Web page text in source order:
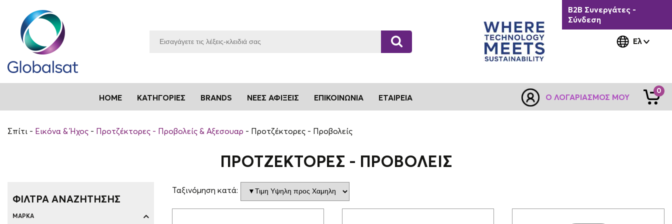
Ελ
B2B Συνεργάτες -
Σύνδεση
HOME ΚΑΤΗΓΟΡΊΕΣ BRANDS ΝΈΕΣ ΑΦΊΞΕΙΣ ΕΠΙΚΟΙΝΩΝΊΑ ΕΤΑΙΡΕΊΑ Ο ΛΟΓΑΡΙΑΣΜΌΣ ΜΟΥ
0
Σπίτι Εικόνα & Ήχος Προτζέκτορες - Προβολείς & Αξεσουαρ Προτζέκτορες - Προβολείς
ΠΡΟΤΖΈΚΤΟΡΕΣ - ΠΡΟΒΟΛΕΊΣ
ΦΙΛΤΡΑ ΑΝΑΖΗΤΗΣΗΣ
ΜΆΡΚΑ
Ταξινόμηση κατά: